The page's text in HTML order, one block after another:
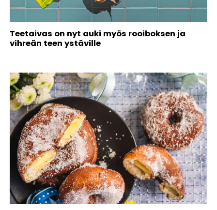
Teetaivas on nyt auki myös rooiboksen ja
vihreän teen ystäville